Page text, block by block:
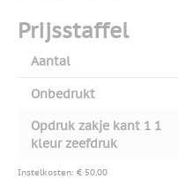
Prijsstaffel
Aantal
Onbedrukt
Opdruk zakje kant 1 1
kleur zeefdruk
Instelkosten: € 50,00